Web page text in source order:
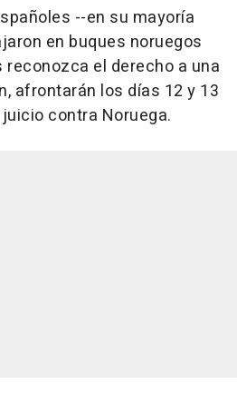
--en su mayoría
en buques noruegos
el derecho a una
afrontarán los días 12 y 13
contra Noruega.